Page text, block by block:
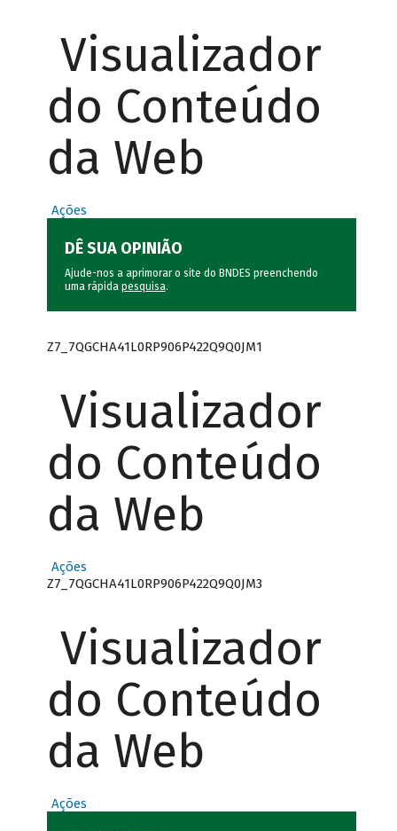
Visualizador
do Conteúdo
da Web
Ações
DÊ SUA OPINIÃO
Ajude-nos a aprimorar o site do BNDES preenchendo
uma rápida pesquisa.
Z7_7QGCHA41L0RP906P422Q9Q0JM1
Visualizador
do Conteúdo
da Web
Ações
Z7_7QGCHA41L0RP906P422Q9Q0JM3
Visualizador
do Conteúdo
da Web
Ações